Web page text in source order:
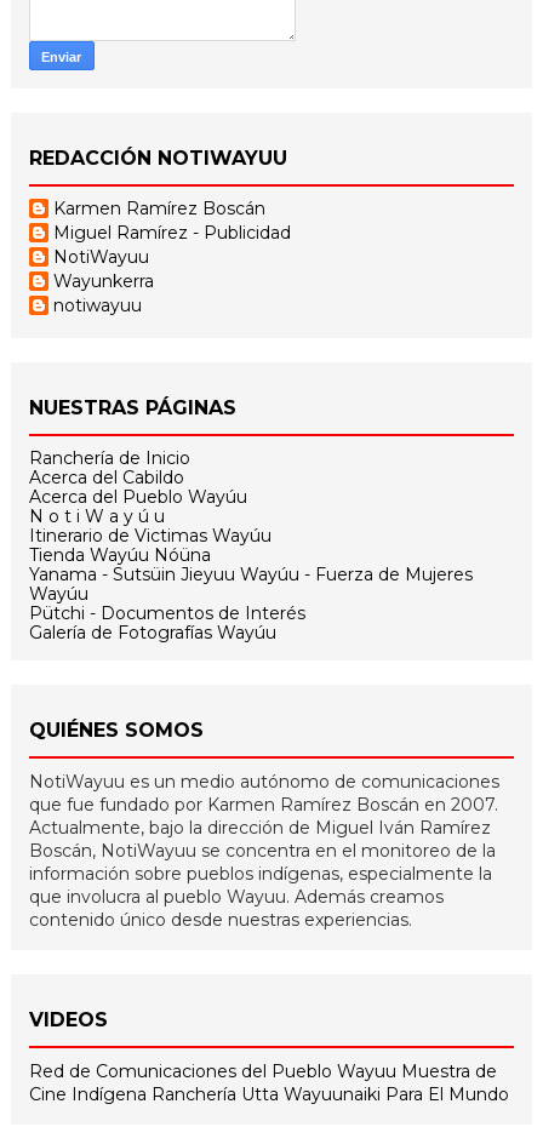
REDACCIÓN NOTIWAYUU
Karmen Ramírez Boscán
Miguel Ramírez - Publicidad
NotiWayuu
Wayunkerra
notiwayuu
NUESTRAS PÁGINAS
Ranchería de Inicio
Acerca del Cabildo
Acerca del Pueblo Wayúu
N o t i W a y ú u
Itinerario de Victimas Wayúu
Tienda Wayúu Nóüna
Yanama - Sutsüin Jieyuu Wayúu - Fuerza de Mujeres
Wayúu
Pütchi - Documentos de Interés
Galería de Fotografías Wayúu
QUIÉNES SOMOS
NotiWayuu es un medio autónomo de comunicaciones
que fue fundado por Karmen Ramírez Boscán en 2007.
Actualmente, bajo la dirección de Miguel Iván Ramírez
Boscán, NotiWayuu se concentra en el monitoreo de la
información sobre pueblos indígenas, especialmente la
que involucra al pueblo Wayuu. Además creamos
contenido único desde nuestras experiencias.
VIDEOS
Red de Comunicaciones del Pueblo Wayuu Muestra de
Cine Indígena Ranchería Utta Wayuunaiki Para El Mundo